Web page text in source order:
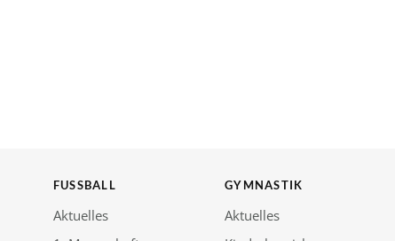
FUSSBALL
Aktuelles
GYMNASTIK
Aktuelles